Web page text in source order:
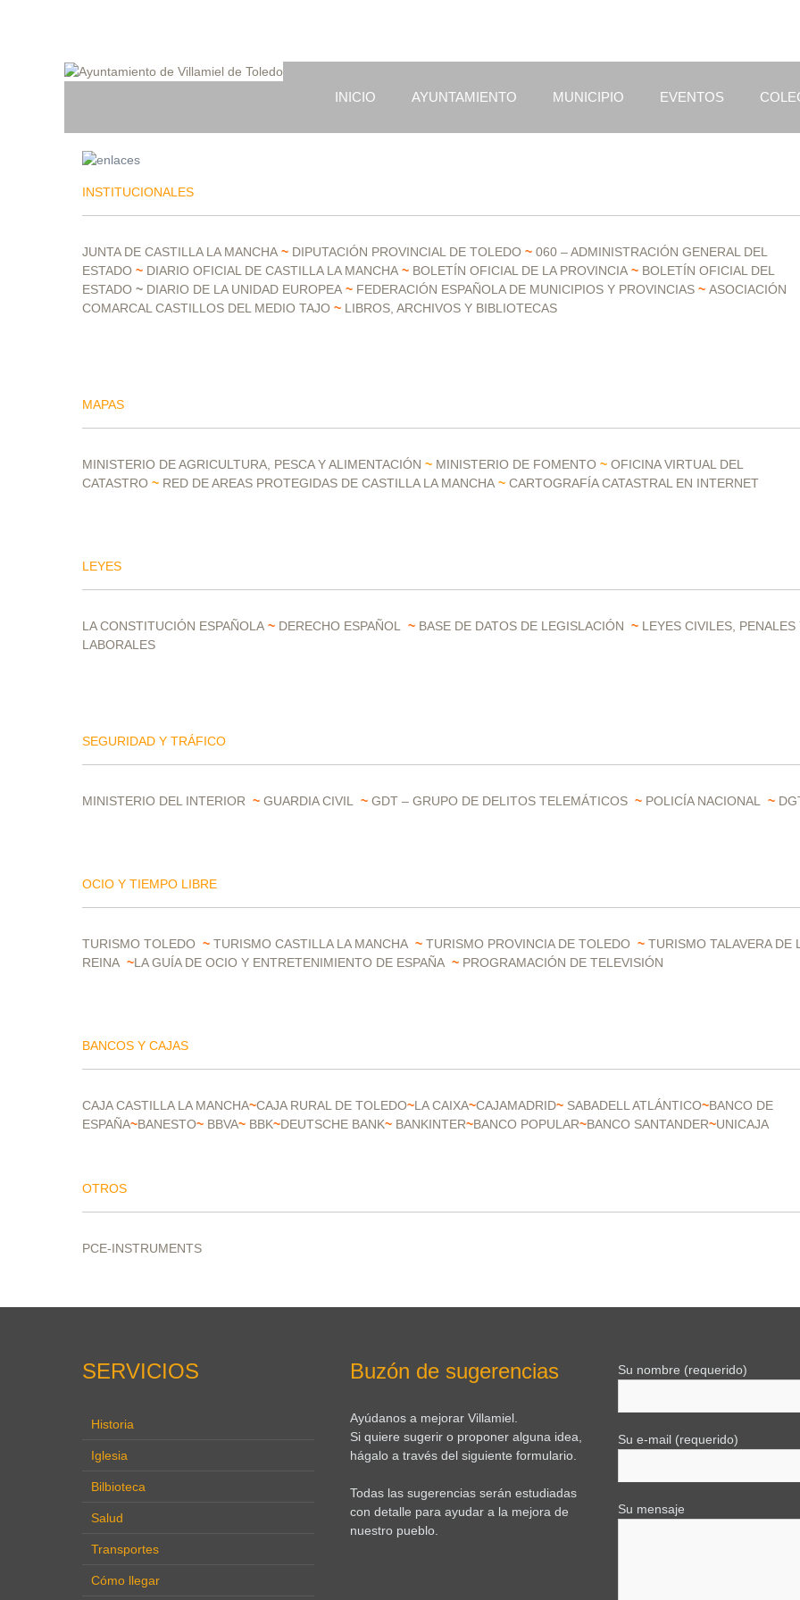
INICIO AYUNTAMIENTO MUNICIPIO EVENTOS
INSTITUCIONALES
JUNTA DE CASTILLA LA MANCHA ~ DIPUTACIÓN PROVINCIAL DE TOLEDO ~ 060 – ADMINISTRACIÓN GENERAL DEL
ESTADO ~ DIARIO OFICIAL DE CASTILLA LA MANCHA ~ BOLETÍN OFICIAL DE LA PROVINCIA ~ BOLETÍN OFICIAL DEL
ESTADO ~ DIARIO DE LA UNIDAD EUROPEA ~ FEDERACIÓN ESPAÑOLA DE MUNICIPIOS Y PROVINCIAS ~ ASOCIACIÓN
COMARCAL CASTILLOS DEL MEDIO TAJO ~ LIBROS, ARCHIVOS Y BIBLIOTECAS
MAPAS
MINISTERIO DE AGRICULTURA, PESCA Y ALIMENTACIÓN ~ MINISTERIO DE FOMENTO ~ OFICINA VIRTUAL DEL
CATASTRO ~ RED DE AREAS PROTEGIDAS DE CASTILLA LA MANCHA ~ CARTOGRAFÍA CATASTRAL EN INTERNET
LEYES
LA CONSTITUCIÓN ESPAÑOLA ~ DERECHO ESPAÑOL ~ BASE DE DATOS DE LEGISLACIÓN ~ LEYES CIVILES, PENALES
LABORALES
SEGURIDAD Y TRÁFICO
MINISTERIO DEL INTERIOR ~ GUARDIA CIVIL ~ GDT – GRUPO DE DELITOS TELEMÁTICOS ~ POLICÍA NACIONAL ~
OCIO Y TIEMPO LIBRE
TURISMO TOLEDO ~ TURISMO CASTILLA LA MANCHA ~ TURISMO PROVINCIA DE TOLEDO ~ TURISMO TALAVERA DE
REINA ~LA GUÍA DE OCIO Y ENTRETENIMIENTO DE ESPAÑA ~ PROGRAMACIÓN DE TELEVISIÓN
BANCOS Y CAJAS
CAJA CASTILLA LA MANCHA~CAJA RURAL DE TOLEDO~LA CAIXA~CAJAMADRID~ SABADELL ATLÁNTICO~BANCO DE
ESPAÑA~BANESTO~ BBVA~ BBK~DEUTSCHE BANK~ BANKINTER~BANCO POPULAR~BANCO SANTANDER~UNICAJA
OTROS
PCE-INSTRUMENTS
SERVICIOS
Historia
Iglesia
Bilbioteca
Salud
Transportes
Cómo llegar
Buzón de sugerencias
Ayúdanos a mejorar Villamiel.
Si quiere sugerir o proponer alguna idea,
hágalo a través del siguiente formulario.
Todas las sugerencias serán estudiadas
con detalle para ayudar a la mejora de
nuestro pueblo.
Su nombre (requerido)
Su e-mail (requerido)
Su mensaje